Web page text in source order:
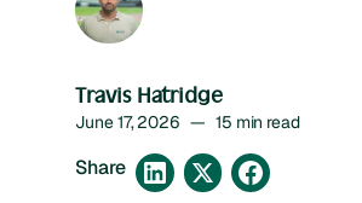
Travis Hatridge
June 17, 2026 — 15 min read
Share